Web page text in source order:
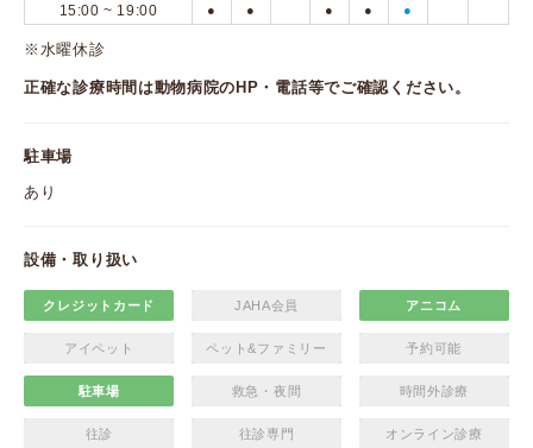
15:00 ~ 19:00 ● ● ● ● ●
※水曜休診
正確な診療時間は動物病院のHP・電話等でご確認ください。
駐車場
あり
設備・取り扱い
クレジットカード JAHA会員 アニコム
アイペット ペット&ファミリー 予約可能
駐車場 救急・夜間 時間外診療
往診 往診専門 オンライン診療